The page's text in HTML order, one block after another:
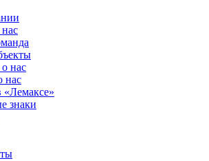
нас
нас
«Лемаксе»
знаки